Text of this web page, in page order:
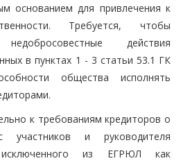
основанием для привлечения к
Требуется, чтобы
действия
в пунктах 1 - 3 статьи 53.1 ГК
общества исполнять
к требованиям кредиторов о
участников и руководителя
из ЕГРЮЛ как